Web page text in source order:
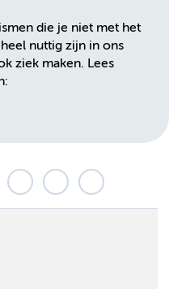
die je niet met het
nuttig zijn in ons
ziek maken. Lees